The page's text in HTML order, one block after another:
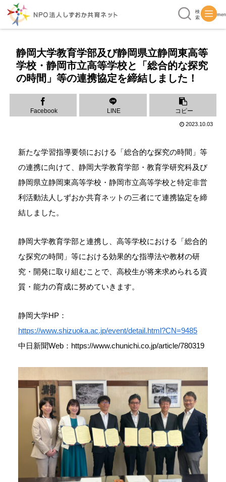
静岡大学教育学部及び静岡県立静岡東高等
学校・静岡市立高等学校と「総合的な探究
の時間」等の連携協定を締結しました！
Facebook LINE コピー
2023.10.03
新たな学習指導要領における「総合的な探究の時間」等
の連携に向けて、静岡大学教育学部・教育学研究科及び
静岡県立静岡東高等学校・静岡市立高等学校と特定非営
利活動法人しずおか共育ネットの三者にて連携協定を締
結しました。
静岡大学教育学部と連携し、高等学校における「総合的
な探究の時間」等における効果的な指導法や教材の研
究・開発に取り組むことで、高校生が将来求められる資
質・能力の育成に努めていきます。
静岡大学HP：
https://www.shizuoka.ac.jp/event/detail.html?CN=9485
中日新聞Web：https://www.chunichi.co.jp/article/780319
検
索